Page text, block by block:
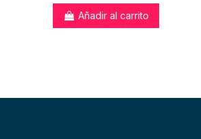
Añadir al carrito